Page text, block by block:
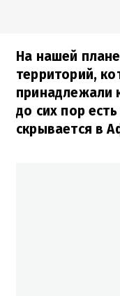
На нашей
территорий,
принадлежали
до сих пор
скрывается в